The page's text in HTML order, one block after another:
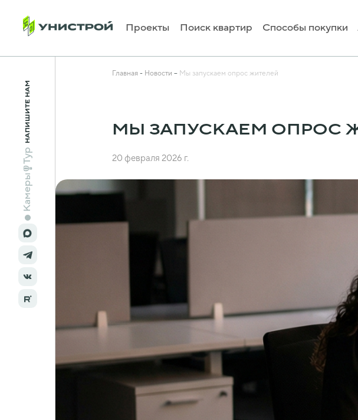
Проекты Поиск квартир Способы покупки
НАПИШИТЕ НАМ
Тур
Камеры
Главная Новости Мы запускаем опрос жителей
МЫ ЗАПУСКАЕМ ОПРОС
20 февраля 2026 г.